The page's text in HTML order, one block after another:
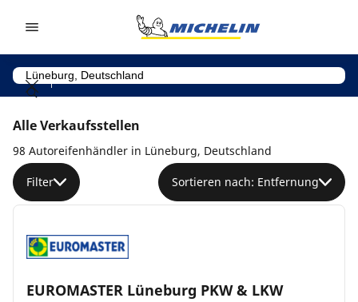
Alle Verkaufsstellen
98 Autoreifenhändler in Lüneburg, Deutschland
Filter Sortieren nach: Entfernung
EUROMASTER Lüneburg PKW & LKW